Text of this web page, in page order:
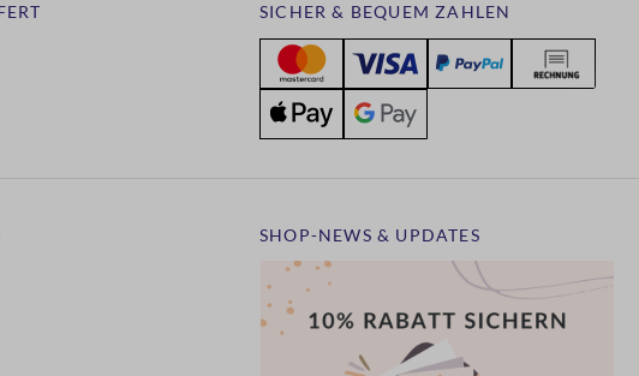
SICHER & BEQUEM ZAHLEN
SHOP-NEWS & UPDATES